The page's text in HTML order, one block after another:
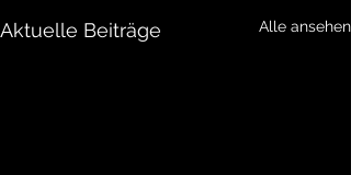
Aktuelle Beiträge Alle ansehen